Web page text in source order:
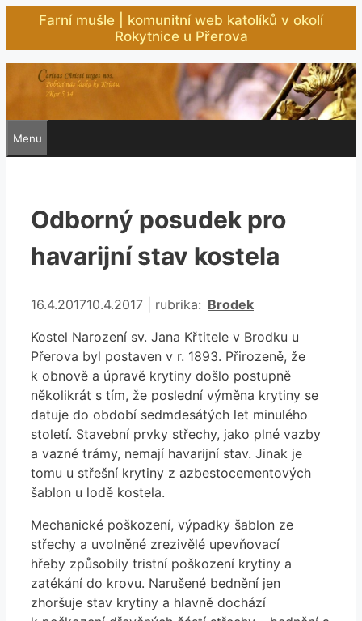
Přeskočit
obsah
Farní mušle | komunitní web katolíků v okolí
Rokytnice u Přerova
Menu
Odborný posudek pro
havarijní stav kostela
16.4.201710.4.2017 rubrika: Rubriky
Brodek
Kostel Narození sv. Jana Křtitele v Brodku u
Přerova byl postaven v r. 1893. Přirozeně, že
k obnově a úpravě krytiny došlo postupně
několikrát s tím, že poslední výměna krytiny se
datuje do období sedmdesátých let minulého
století. Stavební prvky střechy, jako plné vazby
a vazné trámy, nemají havarijní stav. Jinak je
tomu u střešní krytiny z azbestocementových
šablon u lodě kostela.
Mechanické poškození, výpadky šablon ze
střechy a uvolněné zrezivělé upevňovací
hřeby způsobily tristní poškození krytiny a
zatékání do krovu. Narušené bednění jen
zhoršuje stav krytiny a hlavně dochází